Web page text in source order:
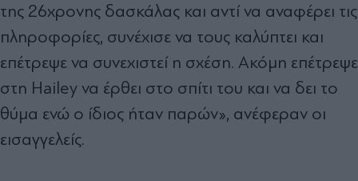
της 26χρονης δασκάλας και αντί να αναφέρει τις
πληροφορίες, συνέχισε να τους καλύπτει και
επέτρεψε να συνεχιστεί η σχέση. Ακόμη επέτρεψε
στη Hailey να έρθει στο σπίτι του και να δει το
θύμα ενώ ο ίδιος ήταν παρών», ανέφεραν οι
εισαγγελείς.